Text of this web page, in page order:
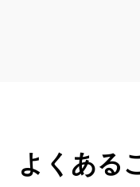
よくある